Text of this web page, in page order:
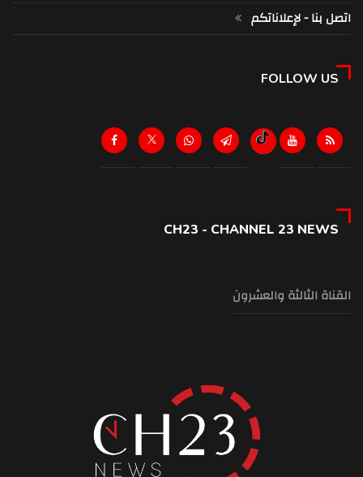
اتصل بنا - لإعلاناتكم
FOLLOW US
CH23 - CHANNEL 23 NEWS
القناة الثالثة والعشرون